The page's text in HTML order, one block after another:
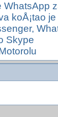
WhatsApp
koÅ¡tao
Skype